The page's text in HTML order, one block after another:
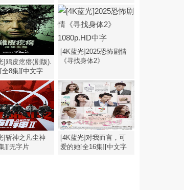
音/中文字
幕].2026.2160p
]鸡皮疙瘩(剧版).
全8集][中文字
[4K蓝光]2025恐怖剧情
《寻找身体2》
]斩神之凡尘神
][无字片
[4K蓝光]对我而言，可
爱的她[全16集][中文字